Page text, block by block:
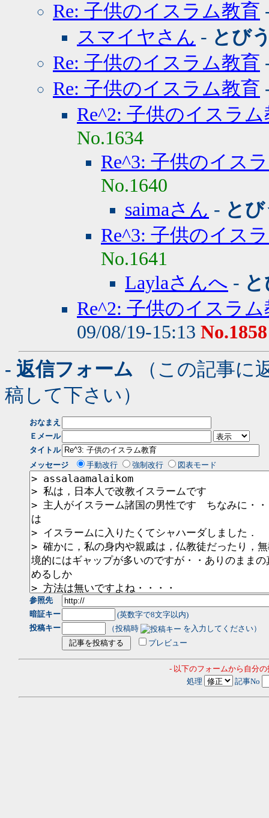
Re: 子供のイスラム教育
スマイヤさん - とび
Re: 子供のイスラム教育
Re: 子供のイスラム教育
Re^2: 子供のイスラ
No.1634
Re^3: 子供のイス
No.1640
saimaさん - と
Re^3: 子供のイス
No.1641
Laylaさんへ -
Re^2: 子供のイスラ
09/08/19-15:13 No.1858
- 返信フォーム （この記事に
稿して下さい）
おなまえ
Ｅメール
タイトル
メッセージ
手動改行 強制改行 図表モード
参照先
暗証キー
(英数字で8文字以内)
投稿キー
（投稿時
を入力してください）
プレビュー
- 以下のフォームから自分
処理
記事No